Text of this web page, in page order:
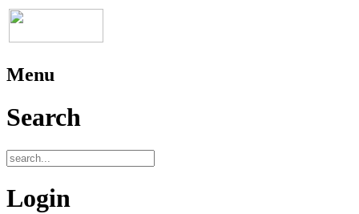
Menu
Search
Login